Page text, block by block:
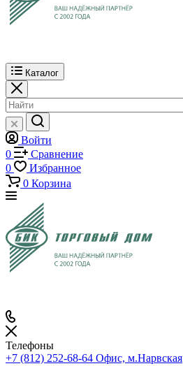
Каталог
Войти
0
Сравнение
0
Избранное
0 Корзина
Телефоны
+7 (812) 252-68-64 Офис, м.Нарвская